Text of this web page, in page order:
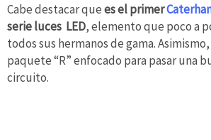
Cabe destacar quees el primer
serie luces LED, elemento que poco a
todos sus hermanos de gama.
paquete “R” enfocado para pasar una
circuito.